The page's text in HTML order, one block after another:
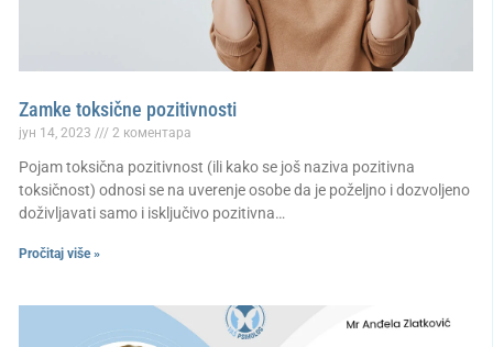
Zamke toksične pozitivnosti
јун 14, 2023 2 коментара
Pojam toksična pozitivnost (ili kako se još naziva pozitivna
toksičnost) odnosi se na uverenje osobe da je poželjno i dozvoljeno
doživljavati samo i isključivo pozitivna…
Pročitaj više »